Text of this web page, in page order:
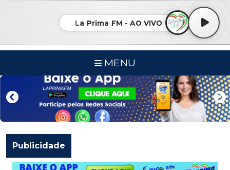
La Prima FM - AO VIVO
MENU
Publicidade